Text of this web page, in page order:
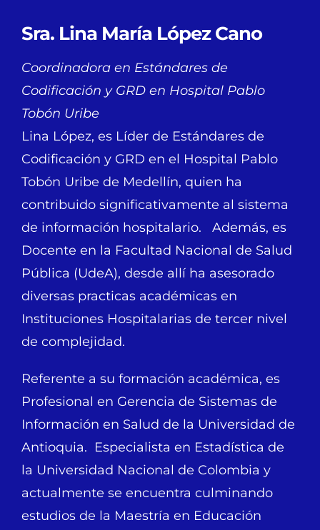
Sra. Lina María López Cano
Coordinadora en Estándares de
Codificación y GRD en Hospital Pablo
Tobón Uribe
Lina López, es Líder de Estándares de
Codificación y GRD en el Hospital Pablo
Tobón Uribe de Medellín, quien ha
contribuido significativamente al sistema
de información hospitalario. Además, es
Docente en la Facultad Nacional de Salud
Pública (UdeA), desde allí ha asesorado
diversas practicas académicas en
Instituciones Hospitalarias de tercer nivel
de complejidad.
Referente a su formación académica, es
Profesional en Gerencia de Sistemas de
Información en Salud de la Universidad de
Antioquia. Especialista en Estadística de
la Universidad Nacional de Colombia y
actualmente se encuentra culminando
estudios de la Maestría en Educación